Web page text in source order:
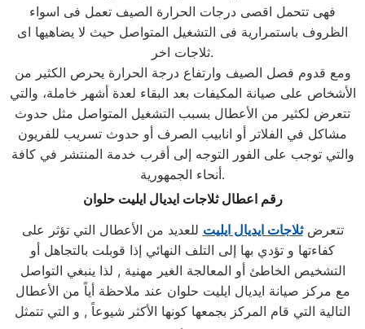
فهى تتحمل اقصى درجات الحرارة الصيف تعمل فى اسواء
الظروف باستمرارية فى التشغيل المتواصل حيث لا يضاهيها اى
ثلاجات اخر.
ومع قدوم فصل الصيف وارتفاع درجة الحرارة يحرص الكثير من
الأشخاص على صيانة المكيفات بعد البقاء لعدة أشهر خاملة، والتي
تتعرض لكثير من الأعطال بسبب التشغيل المتواصل مثل حدوث
مشاكل في الفلاتر أو انابيب الصرف أو حدوث تسريب للفريون
والتي توجب على الفور التوجه إلى أقرب خدمة المنتشر في كافة
أنحاء الجمهورية.
رقم اعطال ثلاجات ايديال ايليت حلوان
تتعرضثلاجات ايديال ايليت للعديد من الأعطال التي تؤثر على
كفاءتها و تؤدي بها إلى التلف النهائي إذا قوبلت بالتجاهل أو
التشخيص الخاطئ أو المعالجة الغير مهنية , لذا ينبغي التواصل
مع مركز صيانة ايديال ايليت حلوان عند ملاحظة أياً من الأعطال
التالية التي قام المركز بجمعها كونها الأكثر شيوعاً , و التي تتمثل